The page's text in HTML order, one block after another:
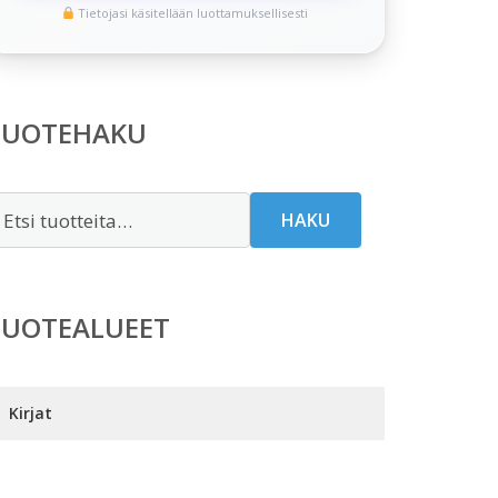
Tietojasi käsitellään luottamuksellisesti
HAKU
Kirjat